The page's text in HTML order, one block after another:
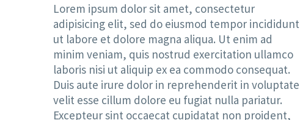
Lorem ipsum dolor sit amet, consectetur
adipisicing elit, sed do eiusmod tempor incididunt
ut labore et dolore magna aliqua. Ut enim ad
minim veniam, quis nostrud exercitation ullamco
laboris nisi ut aliquip ex ea commodo consequat.
Duis aute irure dolor in reprehenderit in voluptate
velit esse cillum dolore eu fugiat nulla pariatur.
Excepteur sint occaecat cupidatat non proident,